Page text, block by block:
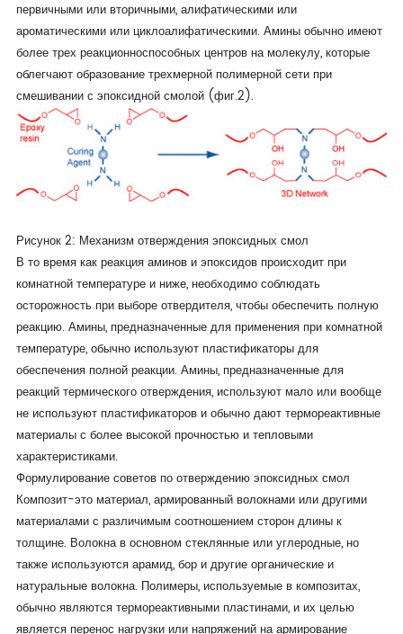
первичными или вторичными, алифатическими или
ароматическими или циклоалифатическими. Амины обычно имеют
более трех реакционноспособных центров на молекулу, которые
облегчают образование трехмерной полимерной сети при
смешивании с эпоксидной смолой (фиг.2).
Рисунок 2: Механизм отверждения эпоксидных смол
В то время как реакция аминов и эпоксидов происходит при
комнатной температуре и ниже, необходимо соблюдать
осторожность при выборе отвердителя, чтобы обеспечить полную
реакцию. Амины, предназначенные для применения при комнатной
температуре, обычно используют пластификаторы для
обеспечения полной реакции. Амины, предназначенные для
реакций термического отверждения, используют мало или вообще
не используют пластификаторов и обычно дают термореактивные
материалы с более высокой прочностью и тепловыми
характеристиками.
Формулирование советов по отверждению эпоксидных смол
Композит-это материал, армированный волокнами или другими
материалами с различимым соотношением сторон длины к
толщине. Волокна в основном стеклянные или углеродные, но
также используются арамид, бор и другие органические и
натуральные волокна. Полимеры, используемые в композитах,
обычно являются термореактивными пластинами, и их целью
является перенос нагрузки или напряжений на армирование